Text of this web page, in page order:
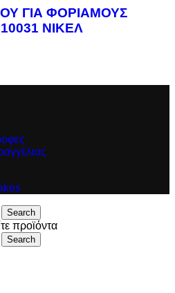
ΓΙΑ ΦΟΡΙΑΜΟΥΣ
ΝΙΚΕΛ
Search
προϊόντα
Search